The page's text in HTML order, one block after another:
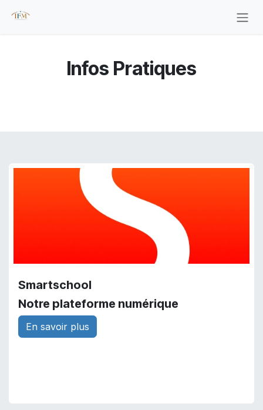
Infos Pratiques
Smartschool
Notre plateforme numérique
En savoir plus